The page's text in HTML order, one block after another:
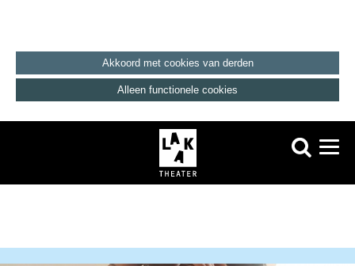
Akkoord met cookies van derden
Alleen functionele cookies